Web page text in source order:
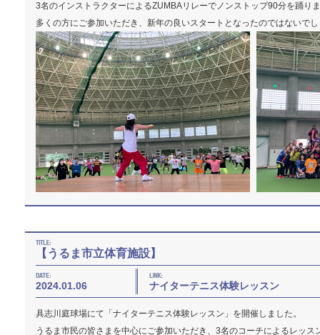
3名のインストラクターによるZUMBAリレーでノンストップ90分を踊り
多くの方にご参加いただき、新年の良いスタートとなったのではないで
【うるま市立体育施設】
2024.01.06 ナイターテニス体験レッスン
具志川庭球場にて「ナイターテニス体験レッスン」を開催しました。
うるま市民の皆さまを中心にご参加いただき、3名のコーチによるレッス